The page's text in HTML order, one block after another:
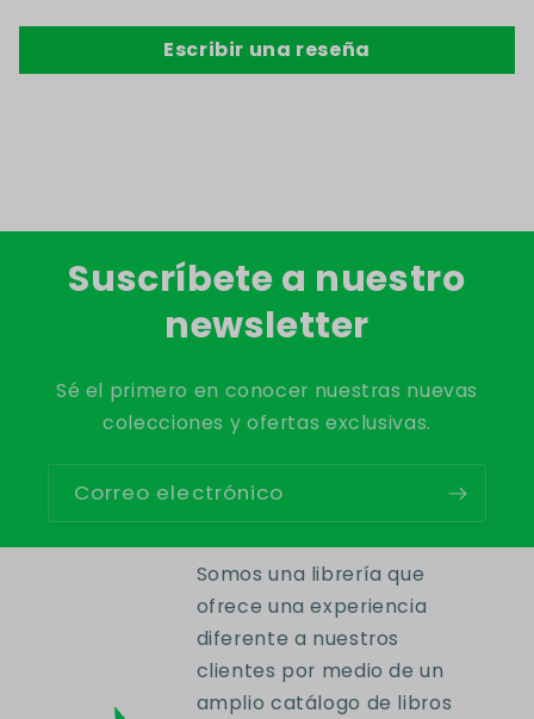
Escribir una reseña
Suscríbete a nuestro
newsletter
Sé el primero en conocer nuestras nuevas
colecciones y ofertas exclusivas.
Correo electrónico
Somos una librería que
ofrece una experiencia
diferente a nuestros
clientes por medio de un
amplio catálogo de libros